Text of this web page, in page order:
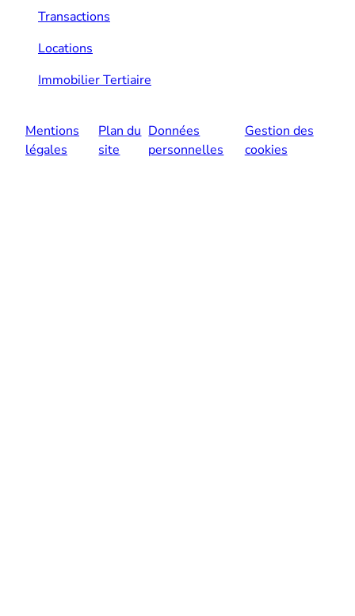
Transactions
Locations
Immobilier Tertiaire
Mentions
légales
Plan du
site
Données
personnelles
Gestion des
cookies